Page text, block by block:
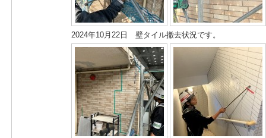
2024年10月22日 壁タイル撤去状況です。